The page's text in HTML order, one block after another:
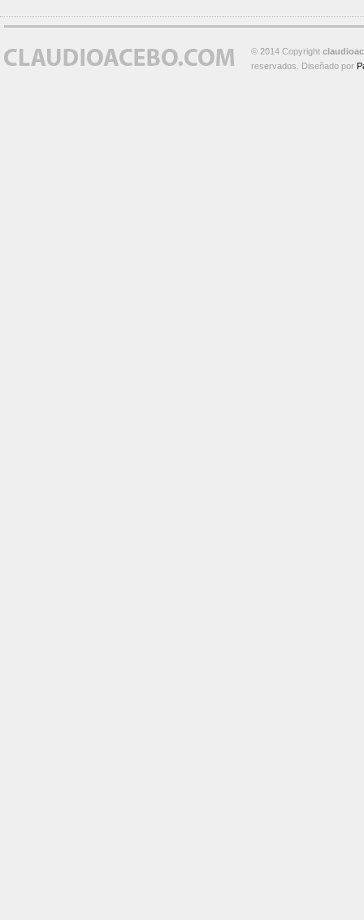
© 2014 Copyright
reservados. Diseñado por